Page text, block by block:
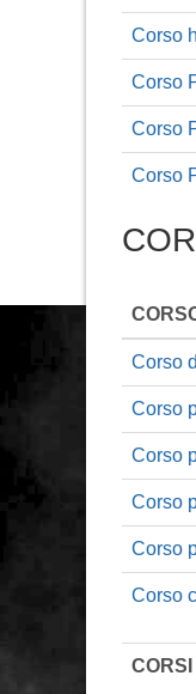
Corso
Corso
Corso
Corso
Corso
Corso
Corso
Corso
Corso
Corso